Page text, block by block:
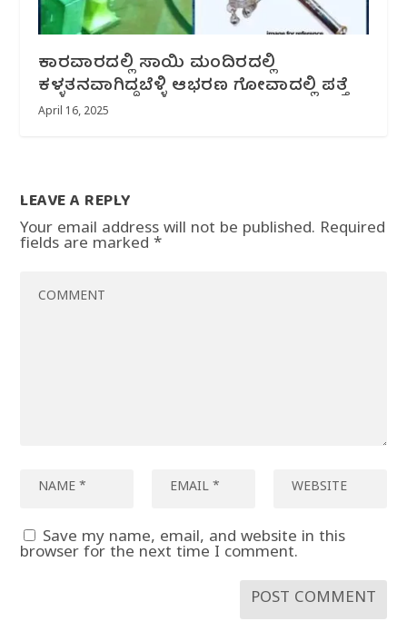
ಕಾರವಾರದಲ್ಲಿ ಸಾಯಿ ಮಂದಿರದಲ್ಲಿ
ಕಳ್ಳತನವಾಗಿದ್ದಬೆಳ್ಳಿ ಆಭರಣ‌‌ ಗೋವಾದಲ್ಲಿ ಪತ್ತೆ
April 16, 2025
LEAVE A REPLY
Your email address will not be published. Required
fields are marked*
Save my name, email, and website in this
browser for the next time I comment.